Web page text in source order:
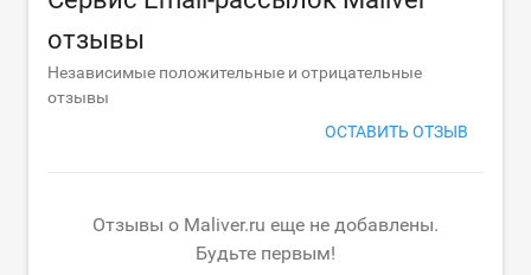
отзывы
Независимые положительные и отрицательные
отзывы
ОСТАВИТЬ ОТЗЫВ
Отзывы о Maliver.ru еще не добавлены.
Будьте первым!